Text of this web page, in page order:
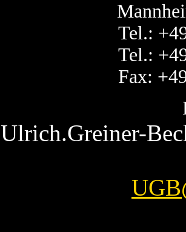
Tel.:
Tel.:
Fax:
Ulrich.Greiner-